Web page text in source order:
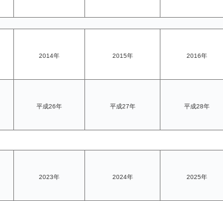
2014年 2015年 2016年
平成26年 平成27年 平成28年
2023年 2024年 2025年